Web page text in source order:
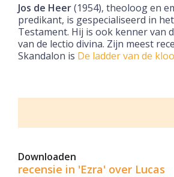
Jos de Heer(1954), theoloog en
predikant, is gespecialiseerd in
Testament. Hij is ook kenner van
van de lectio divina. Zijn meest
Skandalon is De ladder van de
Downloaden
recensie in 'Ezra' over Lucas